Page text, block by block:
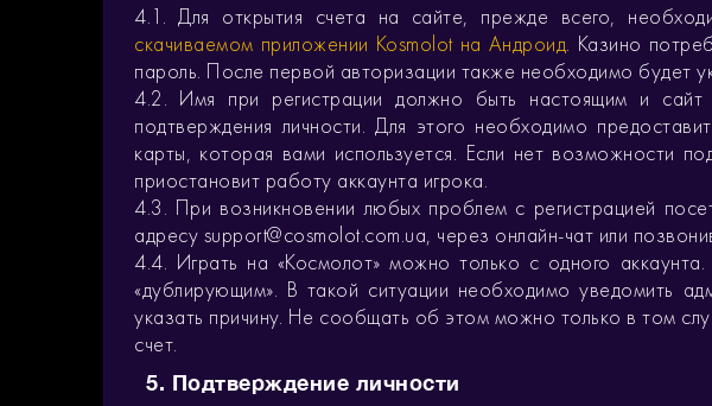
4.1. Для открытия счета на сайте, прежде всего,
скачиваемом приложении Kosmolot на Андроид. Казино
пароль. После первой авторизации также необходимо будет
4.2. Имя при регистрации должно быть настоящим и
подтверждения личности. Для этого необходимо
карты, которая вами используется. Если нет возможности
приостановит работу аккаунта игрока.
4.3. При возникновении любых проблем с регистрацией
адресу support@cosmolot.com.ua, через онлайн-чат или
4.4. Играть на «Космолот» можно только с одного
«дублирующим». В такой ситуации необходимо уведомить
указать причину. Не сообщать об этом можно только в том
счет.
5. Подтверждение личности